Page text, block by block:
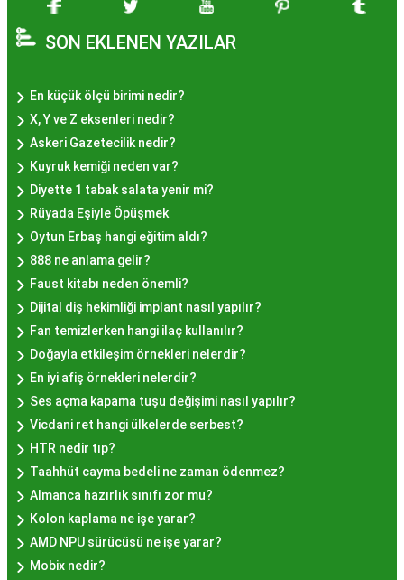
hazırlanan ve lezzetiyle damaklarda unutulmaz
izler bırakan bir tatlıdır. İstanbul'da popüler
olmasının arkasında bu eşsiz lezzetin herkesi
cezbetmesi ve geleneksel dokunuşlarla
hazırlanması yatmaktadır.
Hayır Lokması İstanbul'da
Nerede Bulunur?
İstanbul genelinde birçok yerel işletme ve
pastane, hayır lokması sunmaktadır. Geleneksel
tatları sevenler için Sultanahmet, Eminönü, ve
Eyüp gibi tarihi semtlerdeki lokantalarda Hayır
Lokması deneyimi daha da özel olabilir. Ayrıca,
Beyoğlu, Kadıköy, ve Beşiktaş gibi modern
semtlerde de bu lezzeti bulabilirsiniz.
Hayır Lokması Fiyatları
İstanbul'da Nasıl?
Hayır lokması fiyatları İstanbul genelinde
mekanlara ve sunulan hizmete göre değişiklik
gösterir. Genellikle porsiyon bazında satılan hayır
lokmalarının fiyatları uygun olup, lezzetin
SON EKLENEN YAZILAR
En küçük ölçü birimi nedir?
X, Y ve Z eksenleri nedir?
Askeri Gazetecilik nedir?
Kuyruk kemiği neden var?
Diyette 1 tabak salata yenir mi?
Rüyada Eşiyle Öpüşmek
Oytun Erbaş hangi eğitim aldı?
888 ne anlama gelir?
Faust kitabı neden önemli?
Dijital diş hekimliği implant nasıl yapılır?
Fan temizlerken hangi ilaç kullanılır?
Doğayla etkileşim örnekleri nelerdir?
En iyi afiş örnekleri nelerdir?
Ses açma kapama tuşu değişimi nasıl yapılır?
Vicdani ret hangi ülkelerde serbest?
HTR nedir tıp?
Taahhüt cayma bedeli ne zaman ödenmez?
Almanca hazırlık sınıfı zor mu?
Kolon kaplama ne işe yarar?
AMD NPU sürücüsü ne işe yarar?
Mobix nedir?